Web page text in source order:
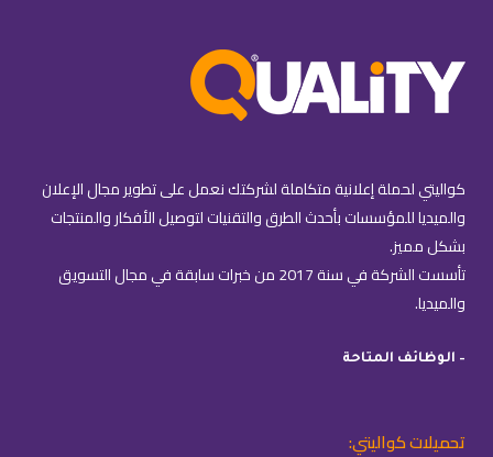
كواليتي لحملة إعلانية متكاملة لشركتك نعمل على تطوير مجال الإعلان
والميديا للمؤسسات بأحدث الطرق والتقنيات لتوصيل الأفكار والمنتجات
بشكل مميز.
تأسست الشركة في سنة 2017 من خبرات سابقة في مجال التسويق
والميديا.
– الوظائف المتاحة
تحميلات كواليتي: